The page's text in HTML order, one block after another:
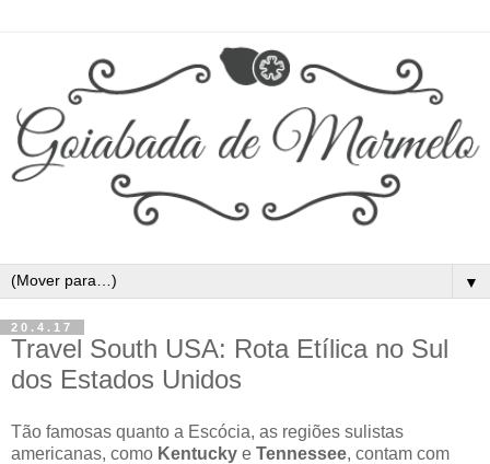
▼
20.4.17
Travel South USA: Rota Etílica no Sul
dos Estados Unidos
Tão famosas quanto a Escócia, as regiões sulistas
americanas, como Kentucky e Tennessee, contam com